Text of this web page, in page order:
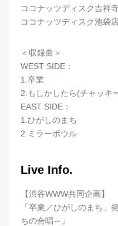
ココナッツディスク吉祥
ココナッツディスク池袋
＜収録曲＞
WEST SIDE：
1.卒業
2.もしかしたら(チャッキ
EAST SIDE：
1.ひがしのまち
2.ミラーボウル
Live Info.
【渋谷WWW共同企画】
「卒業／ひがしのまち」
ちの合唱～』